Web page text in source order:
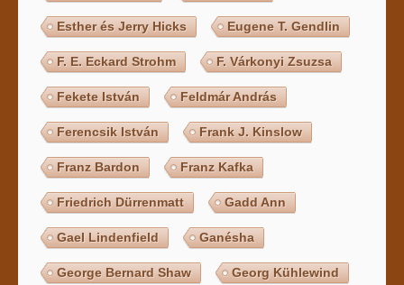
Esther és Jerry Hicks Eugene T. Gendlin
F. E. Eckard Strohm F. Várkonyi Zsuzsa
Fekete István Feldmár András
Ferencsik István Frank J. Kinslow
Franz Bardon Franz Kafka
Friedrich Dürrenmatt Gadd Ann
Gael Lindenfield Ganésha
George Bernard Shaw Georg Kühlewind